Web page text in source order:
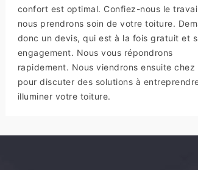
confort est optimal. Confiez-nous le
nous prendrons soin de votre toiture.
donc un devis, qui est à la fois gratuit et
engagement. Nous vous répondrons
rapidement. Nous viendrons ensuite chez
pour discuter des solutions à
illuminer votre toiture.